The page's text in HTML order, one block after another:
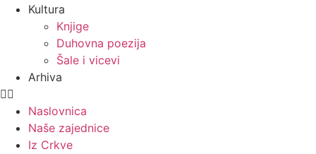
Kultura
Knjige
Duhovna poezija
Šale i vicevi
Arhiva
Naslovnica
Naše zajednice
Iz Crkve